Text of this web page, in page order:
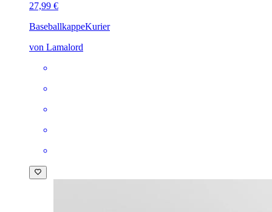
27,99 €
BaseballkappeKurier
von Lamalord